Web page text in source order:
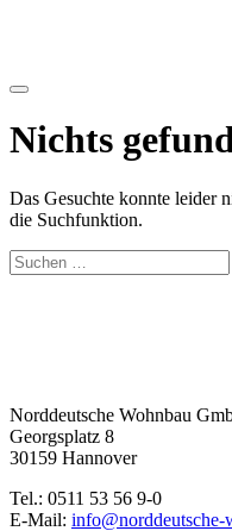
Menü
Nichts
Das Gesuchte konnte leider
die Suchfunktion.
Suchen
nach:
Norddeutsche Wohnbau
Georgsplatz 8
30159 Hannover
Tel.: 0511 53 56 9-0
E-Mail: info@norddeutsche-